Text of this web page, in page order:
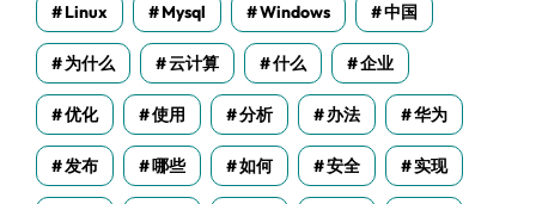
Linux Mysql Windows 中国
为什么 云计算 什么 企业
优化 使用 分析 办法 华为
发布 哪些 如何 安全 实现